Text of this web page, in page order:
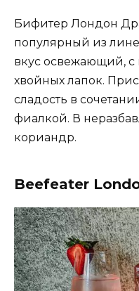
Бифитер Лондон
популярный из
вкус освежающий, с
хвойных лапок.
сладость в
фиалкой. В
кориандр.
Beefeater